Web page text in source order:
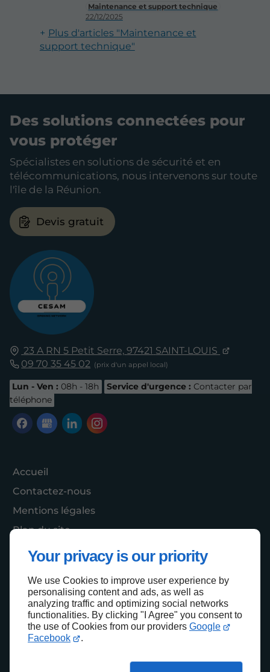
Your privacy is our priority
We use Cookies to improve user experience by
personalising content and ads, as well as
analyzing traffic and optimizing social networks
functionalities. By clicking "I Agree" you consent to
the use of Cookies from our providers Google
Facebook
.
Maintenance et support technique
22/12/2025
Plus d'articles "Maintenance et
support technique"
23 A RN 5 Petit Serre, 97421 SAINT-LOUIS
09 70 35 45 02
Lun - Ven : 08h - 18h Service d'urgence : Contacter par
téléphone
Accueil
Contactez-nous
Mentions légales
Plan du site
Des solutions connectées pour
vous protéger
Spécialistes en solutions de sécurité et en
télécommunications, nous intervenons sur toute
l'île de la Réunion.
Devis gratuit
Haut de page